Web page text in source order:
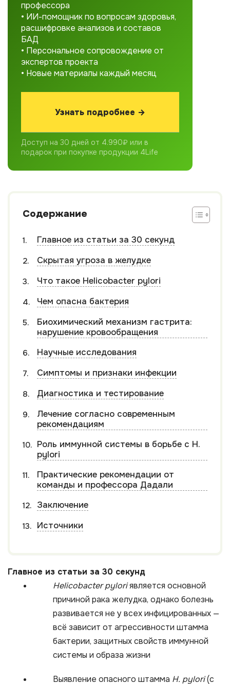
профессора
• ИИ-помощник по вопросам здоровья,
расшифровке анализов и составов
БАД
• Персональное сопровождение от
экспертов проекта
• Новые материалы каждый месяц
Узнать подробнее →
Доступ на 30 дней от 4.990₽ или в
подарок при покупке продукции 4Life
Содержание
Главное из статьи за 30 секунд
Cкрытая угроза в желудке
Что такое Helicobacter pylori
Чем опасна бактерия
Биохимический механизм гастрита:
нарушение кровообращения
Научные исследования
Симптомы и признаки инфекции
Диагностика и тестирование
Лечение согласно современным
рекомендациям
Роль иммунной системы в борьбе с H.
pylori
Практические рекомендации от
команды и профессора Дадали
Заключение
Источники
Главное из статьи за 30 секунд
Helicobacter pyloriявляется основной
причиной рака желудка, однако болезнь
развивается не у всех инфицированных —
всё зависит от агрессивности штамма
бактерии, защитных свойств иммунной
системы и образа жизни
Выявление опасного штамма H. pylori(с